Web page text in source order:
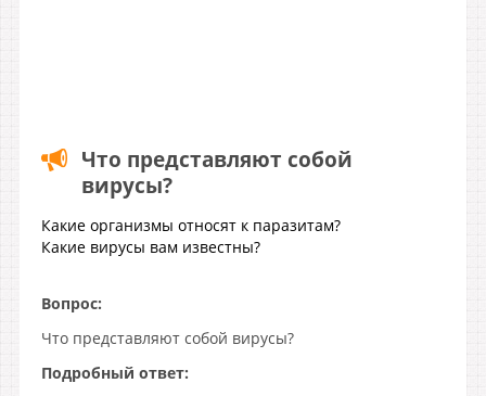
Что представляют собой
вирусы?
Какие организмы относят к паразитам?
Какие вирусы вам известны?
Вопрос:
Что представляют собой вирусы?
Подробный ответ: